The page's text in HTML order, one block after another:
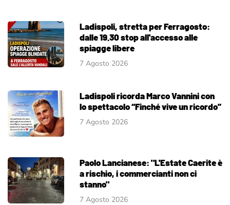
Ladispoli, stretta per Ferragosto:
dalle 19.30 stop all'accesso alle
spiagge libere
7 Agosto 2026
Ladispoli ricorda Marco Vannini con
lo spettacolo “Finché vive un ricordo”
7 Agosto 2026
Paolo Lancianese: "L'Estate Caerite è
a rischio, i commercianti non ci
stanno"
7 Agosto 2026